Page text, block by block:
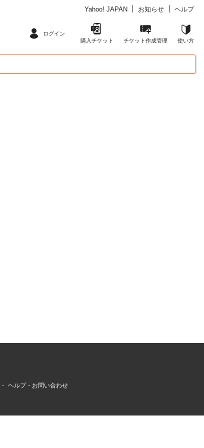
Yahoo! JAPAN お知らせ ヘルプ
ログイン
購入チケット
チケット作成管理 使い方
ヘルプ・お問い合わせ